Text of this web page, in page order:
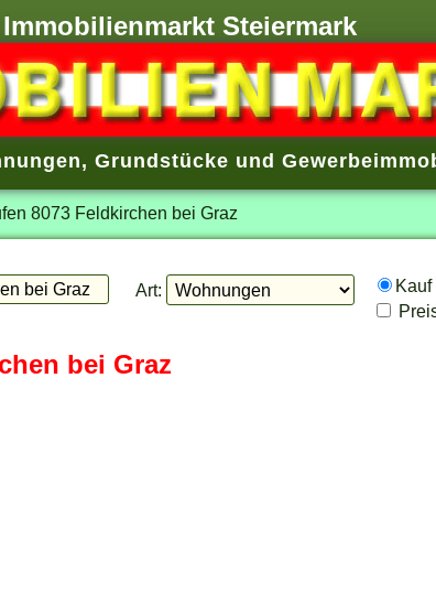
Immobilienmarkt Steiermark
, Grundstücke und
8073 Feldkirchen bei Graz
Art: Kauf
bei Graz